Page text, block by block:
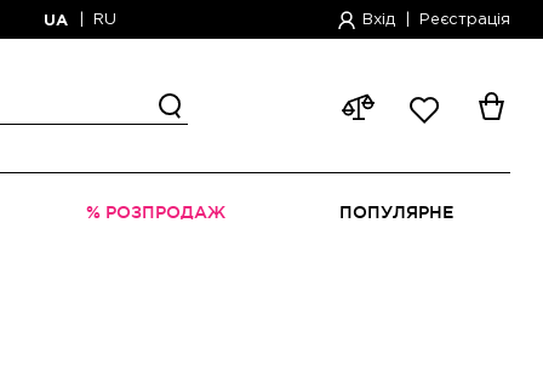
UA RU Вхід Реєстрація
% РОЗПРОДАЖ ПОПУЛЯРНЕ